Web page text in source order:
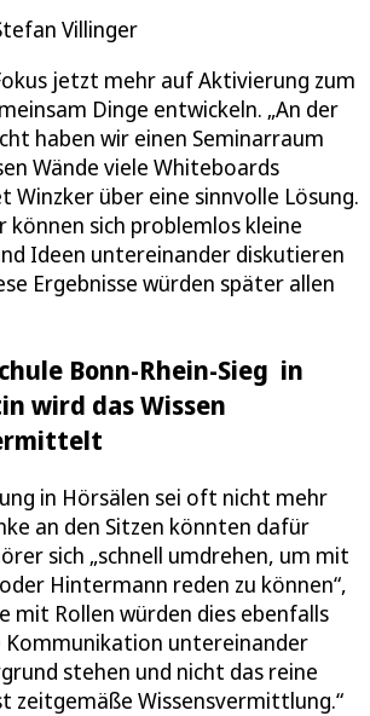
Villinger
jetzt mehr auf Aktivierung zum
Dinge entwickeln. „An der
haben wir einen Seminarraum
Wände viele Whiteboards
Winzker über eine sinnvolle Lösung.
können sich problemlos kleine
Ideen untereinander diskutieren
Ergebnisse würden später allen
Bonn-Rhein-Sieg in
wird das Wissen
in Hörsälen sei oft nicht mehr
an den Sitzen könnten dafür
sich „schnell umdrehen, um mit
Hintermann reden zu können“,
mit Rollen würden dies ebenfalls
Kommunikation untereinander
stehen und nicht das reine
zeitgemäße Wissensvermittlung.“